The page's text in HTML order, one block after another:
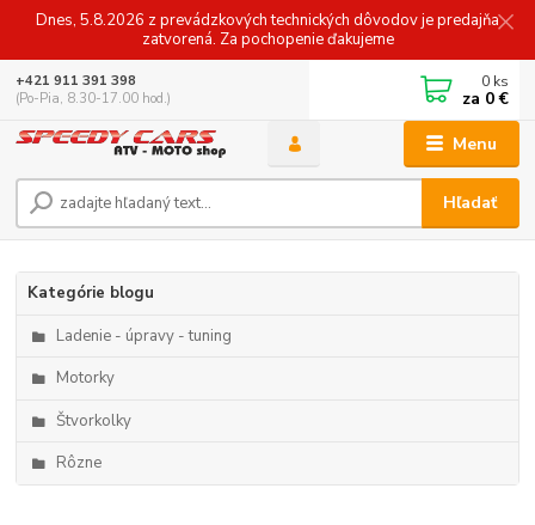
Dnes, 5.8.2026 z prevádzkových technických dôvodov je predajňa
zatvorená. Za pochopenie ďakujeme
Menu
Hľadať
+421 911 391 398
(Po-Pia, 8.30-17.00 hod.)
0 ks
za 0 €
Kategórie blogu
Ladenie - úpravy - tuning
Motorky
Štvorkolky
Rôzne